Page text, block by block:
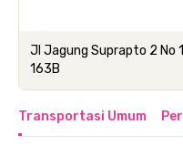
Jl Jagung Suprapto 2 No
163B
Transportasi Umum